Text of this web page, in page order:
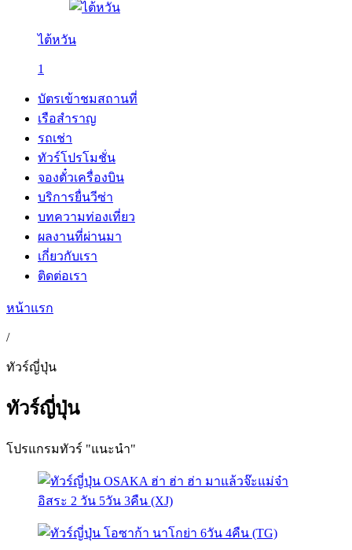
ไต้หวัน
1
บัตรเข้าชมสถานที่
เรือสำราญ
รถเช่า
ทัวร์โปรโมชั่น
จองตั๋วเครื่องบิน
บริการยื่นวีซ่า
บทความท่องเที่ยว
ผลงานที่ผ่านมา
เกี่ยวกับเรา
ติดต่อเรา
หน้าแรก
/
ทัวร์ญี่ปุ่น
ทัวร์ญี่ปุ่น
โปรแกรมทัวร์ "แนะนำ"